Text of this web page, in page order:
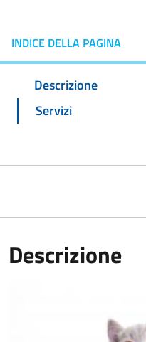
INDICE DELLA PAGINA
Descrizione
Servizi
Descrizione